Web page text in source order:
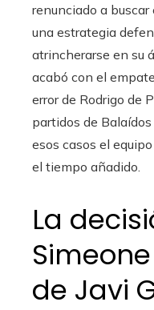
renunciado a
una estrategia
atrincherarse en su
acabó con el
error de Rodrigo de
partidos de
esos casos el
el tiempo añadido.
La
de Javi